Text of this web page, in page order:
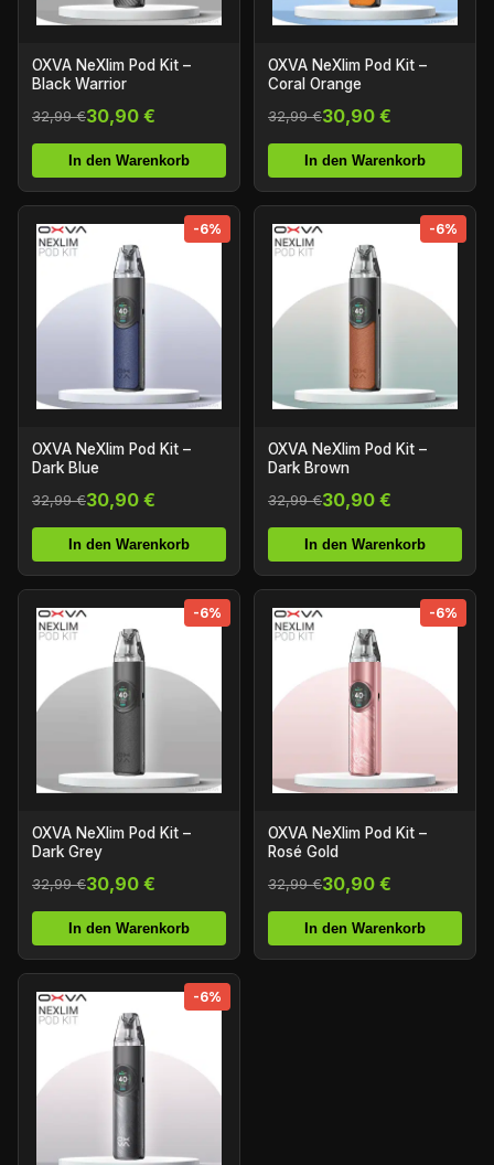
OXVA NeXlim Pod Kit –
Black Warrior
32,99 €30,90 €
In den Warenkorb
OXVA NeXlim Pod Kit –
Coral Orange
32,99 €30,90 €
In den Warenkorb
-6%
OXVA NeXlim Pod Kit –
Dark Blue
32,99 €30,90 €
In den Warenkorb
-6%
OXVA NeXlim Pod Kit –
Dark Brown
32,99 €30,90 €
In den Warenkorb
-6%
OXVA NeXlim Pod Kit –
Dark Grey
32,99 €30,90 €
In den Warenkorb
-6%
OXVA NeXlim Pod Kit –
Rosé Gold
32,99 €30,90 €
In den Warenkorb
-6%